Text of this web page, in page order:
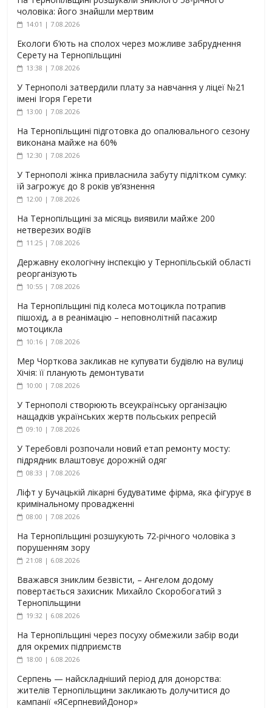
чоловіка: його знайшли мертвим
14:01 | 7.08.2026
Екологи б’ють на сполох через можливе забруднення
Серету на Тернопільщині
13:38 | 7.08.2026
У Тернополі затвердили плату за навчання у ліцеї №21
імені Ігоря Герети
13:00 | 7.08.2026
На Тернопільщині підготовка до опалювального сезону
виконана майже на 60%
12:30 | 7.08.2026
У Тернополі жінка привласнила забуту підлітком сумку:
їй загрожує до 8 років ув’язнення
12:00 | 7.08.2026
На Тернопільщині за місяць виявили майже 200
нетверезих водіїв
11:25 | 7.08.2026
Державну екологічну інспекцію у Тернопільській області
реорганізують
10:55 | 7.08.2026
На Тернопільщині під колеса мотоцикла потрапив
пішохід, а в реанімацію – неповнолітній пасажир
мотоцикла
10:16 | 7.08.2026
Мер Чорткова закликав не купувати будівлю на вулиці
Хічія: її планують демонтувати
10:00 | 7.08.2026
У Тернополі створюють всеукраїнську організацію
нащадків українських жертв польських репресій
09:10 | 7.08.2026
У Теребовлі розпочали новий етап ремонту мосту:
підрядник влаштовує дорожній одяг
08:33 | 7.08.2026
Ліфт у Бучацькій лікарні будуватиме фірма, яка фігурує в
кримінальному провадженні
08:00 | 7.08.2026
На Тернопільщині розшукують 72-річного чоловіка з
порушенням зору
21:08 | 6.08.2026
Вважався зниклим безвісти, – Ангелом додому
повертається захисник Михайло Скоробогатий з
Тернопільщини
19:32 | 6.08.2026
На Тернопільщині через посуху обмежили забір води
для окремих підприємств
18:00 | 6.08.2026
Серпень — найскладніший період для донорства:
жителів Тернопільщини закликають долучитися до
кампанії «ЯСерпневийДонор»